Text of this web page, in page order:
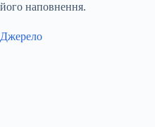
його наповнення.
Джерело